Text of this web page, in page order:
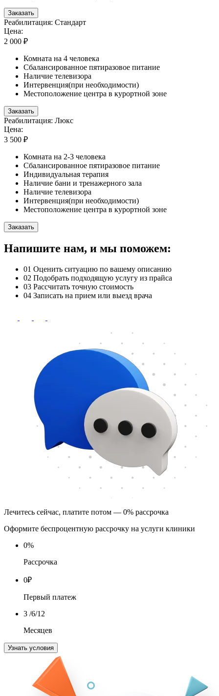
Заказать
Реабилитация: Стандарт
Цена:
2 000 ₽
Комната на 4 человека
Сбалансированное пятиразовое питание
Наличие телевизора
Интервенция(при необходимости)
Местоположение центра в курортной зоне
Заказать
Реабилитация: Люкс
Цена:
3 500 ₽
Комната на 2-3 человека
Сбалансированное пятиразовое питание
Индивидуальная терапия
Наличие бани и тренажерного зала
Наличие телевизора
Интервенция(при необходимости)
Местоположение центра в курортной зоне
Заказать
Напишите нам, и мы поможем:
01 Оценить ситуацию по вашему описанию
02 Подобрать подходящую услугу из прайса
03 Рассчитать точную стоимость
04 Записать на прием или выезд врача
Лечитесь сейчас, платите потом — 0% рассрочка
Оформите беспроцентную рассрочку на услуги клиники
0%
Рассрочка
0₽
Первый платеж
3 /6/12
Месяцев
Узнать условия